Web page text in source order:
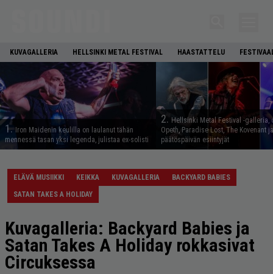
KUVAGALLERIA HELLSINKI METAL FESTIVAL HAASTATTELU
1. Iron Maidenin keulilla on laulanut tähän
mennessä tasan yksi legenda, julistaa ex-solisti
2. Hellsinki Metal Festival -galleria,
Opeth, Paradise Lost, The Kovenant
päätöspäivän esiintyjät
ELÄVÄ MUSIIKKI KEIKKA KUVAGALLERIA
BACKYARD BABIES
SATAN TAKES A HOLIDAY
Kuvagalleria: Backyard Babies ja
Satan Takes A Holiday rokkasivat
Circuksessa